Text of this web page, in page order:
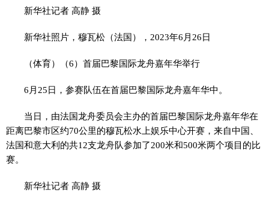
新华社记者 高静 摄
新华社照片，穆瓦松（法国），2023年6月26日
（体育）（6）首届巴黎国际龙舟嘉年华举行
6月25日，参赛队伍在首届巴黎国际龙舟嘉年华中。
当日，由法国龙舟委员会主办的首届巴黎国际龙舟嘉年华在
距离巴黎市区约70公里的穆瓦松水上娱乐中心开赛，来自中国、
法国和意大利的共12支龙舟队参加了200米和500米两个项目的比
赛。
新华社记者 高静 摄